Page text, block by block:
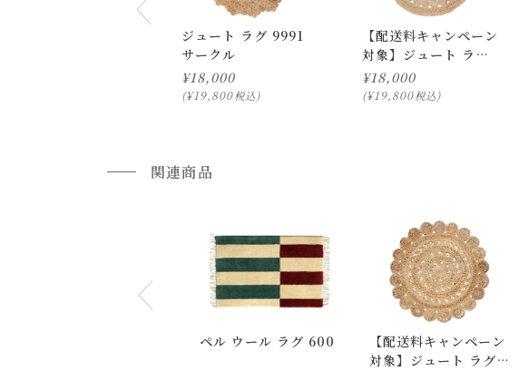
配送方法に関しては「
小型商品の日時・時間指定について
お届け時間帯(大型以外) は、午前か午後かの２択のみとなります。
申し訳ございませんが、具体的な時間帯指定をしての出荷はできま
日曜・祝日は、時間帯指定ができません。
《色移りについて》
・ファブリックに使用している染料が色落ちし、色移りする場合
・湿ったり濡れたりすると特に、色落ちしやすくなりますのでご注
ジュート ラグ 9991
サークル
¥18,000
¥19,800税込
【配送料キャンペーン
対象】ジュート ラグ
2522 サークル
¥18,000
¥19,800税込
関連商品
ペル ウール ラグ 600
【配送料キャンペーン
対象】ジュート ラグ